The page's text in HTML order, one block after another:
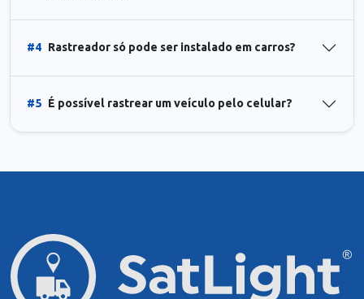
#4 Rastreador só pode ser instalado em carros?
#5 É possível rastrear um veículo pelo celular?